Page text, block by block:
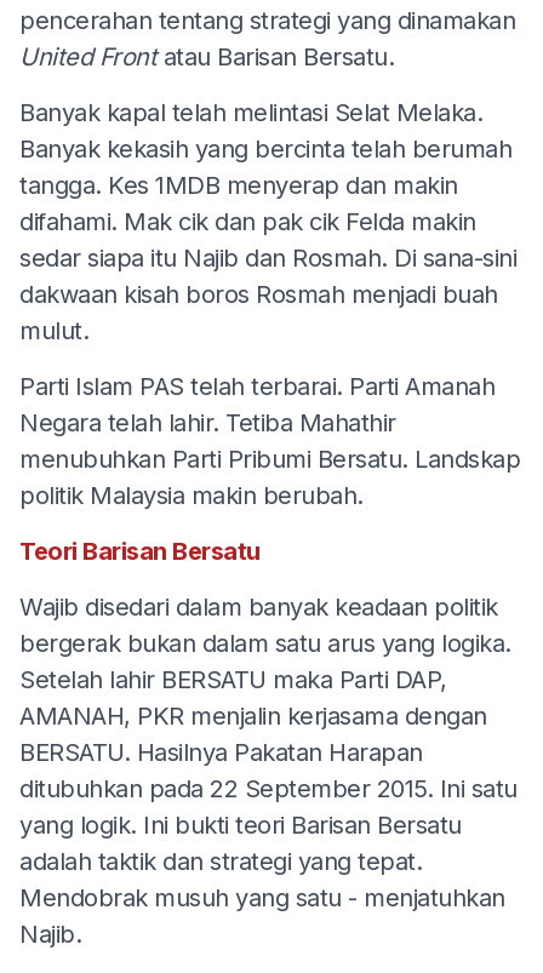
pencerahan tentang strategi yang dinamakan
United Frontatau Barisan Bersatu.
Banyak kapal telah melintasi Selat Melaka.
Banyak kekasih yang bercinta telah berumah
tangga. Kes 1MDB menyerap dan makin
difahami. Mak cik dan pak cik Felda makin
sedar siapa itu Najib dan Rosmah. Di sana-sini
dakwaan kisah boros Rosmah menjadi buah
mulut.
Parti Islam PAS telah terbarai. Parti Amanah
Negara telah lahir. Tetiba Mahathir
menubuhkan Parti Pribumi Bersatu. Landskap
politik Malaysia makin berubah.
Teori Barisan Bersatu
Wajib disedari dalam banyak keadaan politik
bergerak bukan dalam satu arus yang logika.
Setelah lahir BERSATU maka Parti DAP,
AMANAH, PKR menjalin kerjasama dengan
BERSATU. Hasilnya Pakatan Harapan
ditubuhkan pada 22 September 2015. Ini satu
yang logik. Ini bukti teori Barisan Bersatu
adalah taktik dan strategi yang tepat.
Mendobrak musuh yang satu - menjatuhkan
Najib.